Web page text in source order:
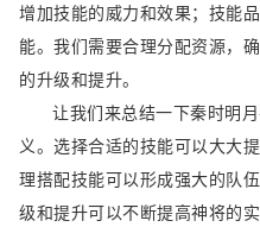
增加技能的威力和效果；技能
能。我们需要合理分配资源，
的升级和提升。
让我们来总结一下秦时明
义。选择合适的技能可以大大
理搭配技能可以形成强大的队
级和提升可以不断提高神将的